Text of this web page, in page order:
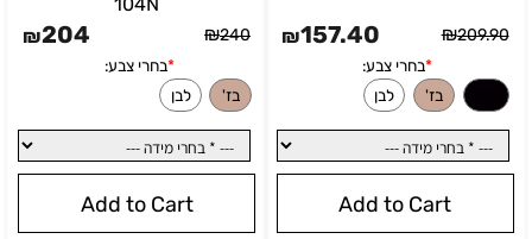
₪209.90
₪157.40
Add to Cart
₪240
₪204
Add to Cart